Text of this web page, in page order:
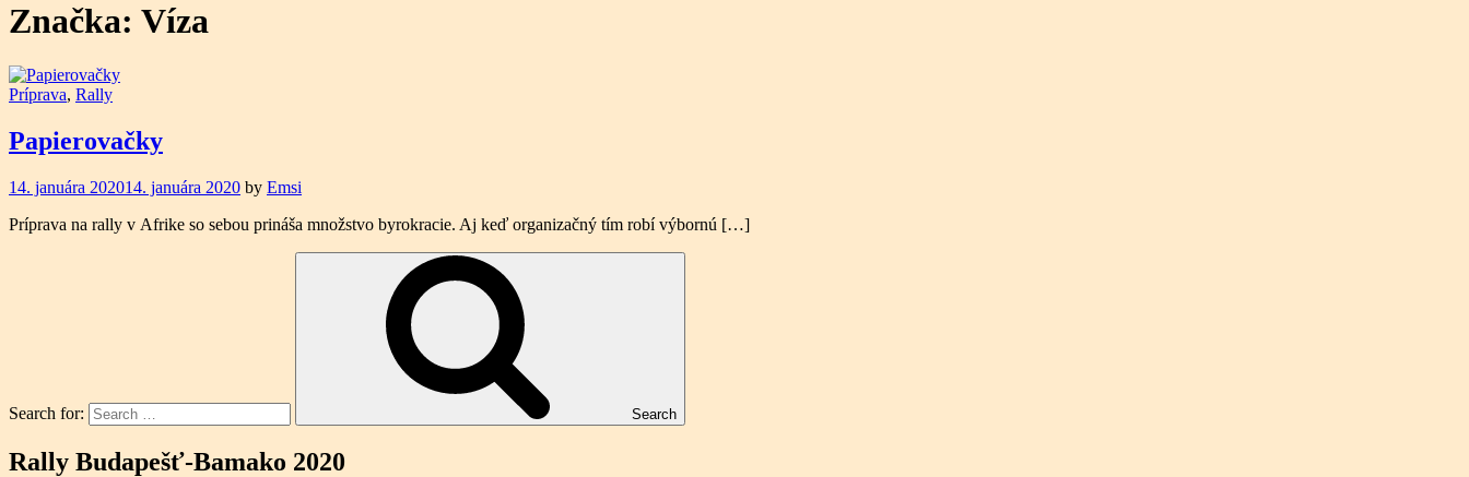
Značka: Víza
Príprava, Rally
Papierovačky
14. januára 202014. januára 2020 by Emsi
Príprava na rally v Afrike so sebou prináša množstvo byrokracie. Aj keď organizačný tím robí výbornú […]
Search for: Search
Rally Budapešť-Bamako 2020